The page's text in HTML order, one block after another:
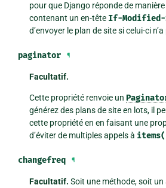
pour que Django réponde de
contenant un en-tête If-Modified-
d’envoyer le plan de site si celui-ci
paginator ¶
Facultatif.
Cette propriété renvoie un
générez des plans de site en lots, il
cette propriété en en faisant une
d’éviter de multiples appels à
changefreq ¶
Facultatif. Soit une méthode, soit